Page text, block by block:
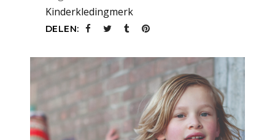
Kinderkledingmerk
DELEN: